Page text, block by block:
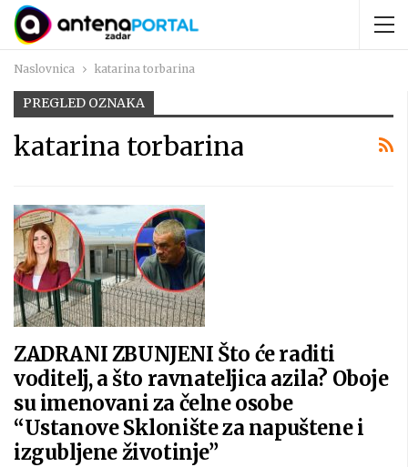
Naslovnica katarina torbarina
PREGLED OZNAKA
katarina torbarina
ZADRANI ZBUNJENI Što će raditi
voditelj, a što ravnateljica azila? Oboje
su imenovani za čelne osobe
“Ustanove Sklonište za napuštene i
izgubljene životinje”